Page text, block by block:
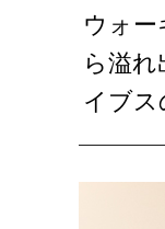
ウォ
ら溢
イブス